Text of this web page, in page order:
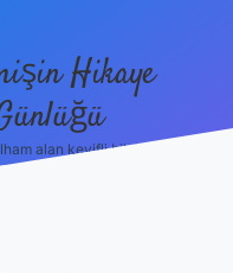
Hikaye
alan keyifli bilgiler!